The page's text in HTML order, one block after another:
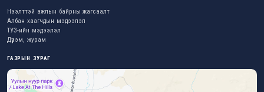
Нээлттэй ажлын байрны жагсаалт
Албан хаагчдын мэдээлэл
ТУЗ-ийн мэдээлэл
Дүрэм, журам
ГАЗРЫН ЗУРАГ